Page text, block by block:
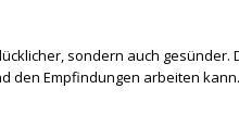
sondern auch
den Empfindungen arbeiten